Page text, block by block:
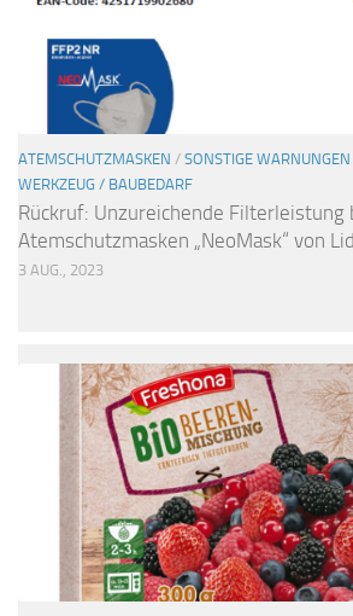
ATEMSCHUTZMASKEN / SONSTIGE WARNUNGEN
WERKZEUG / BAUBEDARF
Rückruf: Unzureichende Filterleistung
Atemschutzmasken „NeoMask“ von
3 AUG., 2023